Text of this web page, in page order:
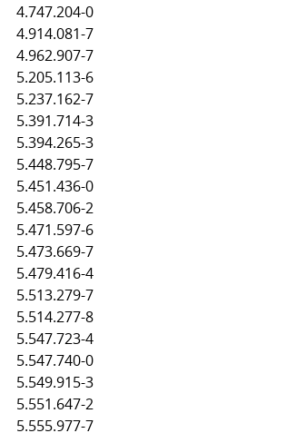
4.747.204-0
4.914.081-7
4.962.907-7
5.205.113-6
5.237.162-7
5.391.714-3
5.394.265-3
5.448.795-7
5.451.436-0
5.458.706-2
5.471.597-6
5.473.669-7
5.479.416-4
5.513.279-7
5.514.277-8
5.547.723-4
5.547.740-0
5.549.915-3
5.551.647-2
5.555.977-7